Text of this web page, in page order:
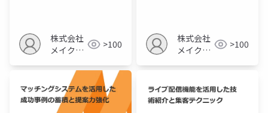
株式会社
メイクア
>100
株式会社
メイクア
>100